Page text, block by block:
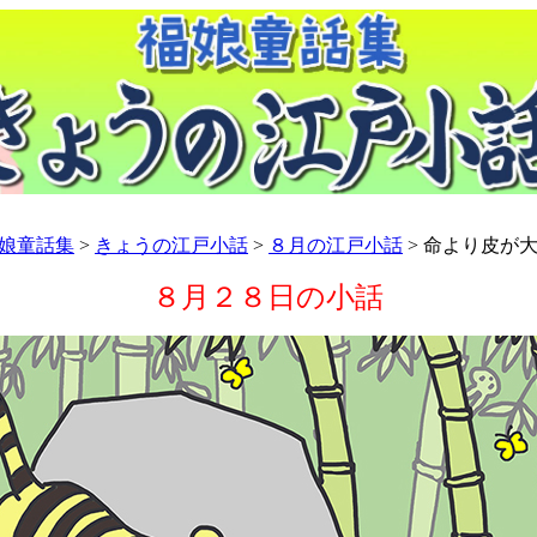
童話集 > きょうの江戸小話 > ８月の江戸小話 > 命より皮が
８月２８日の小話